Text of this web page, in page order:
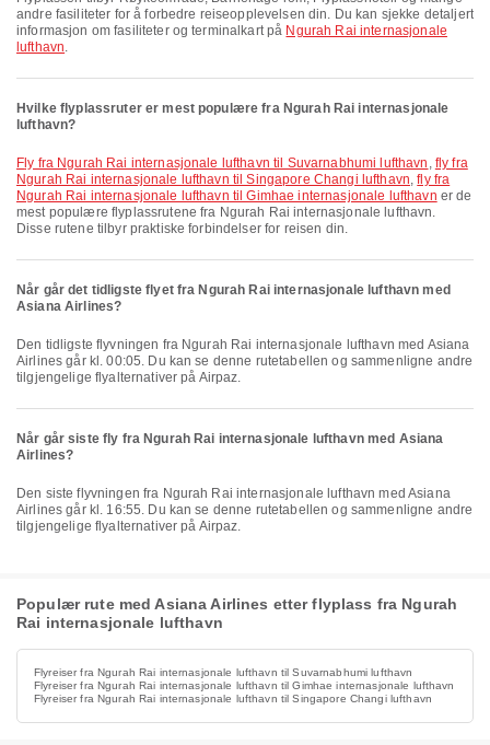
andre fasiliteter for å forbedre reiseopplevelsen din. Du kan sjekke detaljert
informasjon om fasiliteter og terminalkart på Ngurah Rai internasjonale
lufthavn.
Hvilke flyplassruter er mest populære fra Ngurah Rai internasjonale
lufthavn?
fly fra Ngurah Rai internasjonale lufthavn til Suvarnabhumi lufthavn , fly fra
Ngurah Rai internasjonale lufthavn til Singapore Changi lufthavn,fly fra
Ngurah Rai internasjonale lufthavn til Gimhae internasjonale lufthavn er de
mest populære flyplassrutene fra Ngurah Rai internasjonale lufthavn.
Disse rutene tilbyr praktiske forbindelser for reisen din.
Når går det tidligste flyet fra Ngurah Rai internasjonale lufthavn med
Asiana Airlines?
Den tidligste flyvningen fra Ngurah Rai internasjonale lufthavn med Asiana
Airlines går kl. 00:05. Du kan se denne rutetabellen og sammenligne andre
tilgjengelige flyalternativer på Airpaz.
Når går siste fly fra Ngurah Rai internasjonale lufthavn med Asiana
Airlines?
Den siste flyvningen fra Ngurah Rai internasjonale lufthavn med Asiana
Airlines går kl. 16:55. Du kan se denne rutetabellen og sammenligne andre
tilgjengelige flyalternativer på Airpaz.
Populær rute med Asiana Airlines etter flyplass fra Ngurah
Rai internasjonale lufthavn
Flyreiser fra Ngurah Rai internasjonale lufthavn til Suvarnabhumi lufthavn
Flyreiser fra Ngurah Rai internasjonale lufthavn til Gimhae internasjonale lufthavn
Flyreiser fra Ngurah Rai internasjonale lufthavn til Singapore Changi lufthavn